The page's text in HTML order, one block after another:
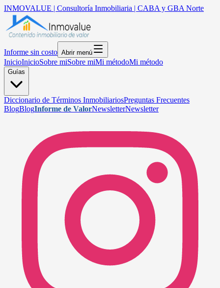
INMOVALUE | Consultoría Inmobiliaria | CABA y GBA Norte
Informe sin costo Abrir menú
InicioInicioSobre miSobre miMi métodoMi método
Guías
Diccionario de Términos InmobiliariosPreguntas Frecuentes
BlogBlogInforme de ValorNewsletterNewsletter